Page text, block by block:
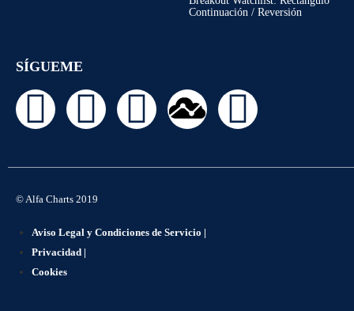
Continuación / Reversión
SÍGUEME
© Alfa Charts 2019
Aviso Legal y Condiciones de Servicio |
Privacidad |
Cookies